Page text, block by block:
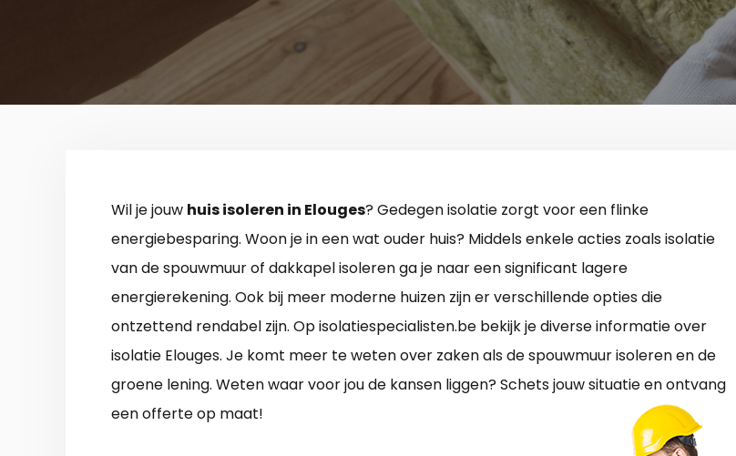
Wil je jouw huis isoleren in Elouges? Gedegen isolatie zorgt voor een flinke
energiebesparing. Woon je in een wat ouder huis? Middels enkele acties zoals isolatie
van de spouwmuur of dakkapel isoleren ga je naar een significant lagere
energierekening. Ook bij meer moderne huizen zijn er verschillende opties die
ontzettend rendabel zijn. Op isolatiespecialisten.be bekijk je diverse informatie over
isolatie Elouges. Je komt meer te weten over zaken als de spouwmuur isoleren en de
groene lening. Weten waar voor jou de kansen liggen? Schets jouw situatie en ontvang
een offerte op maat!